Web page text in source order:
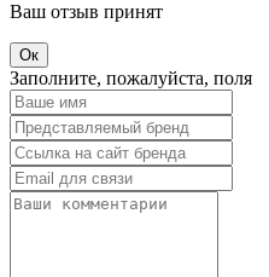
Ваш отзыв принят
Ок
Заполните, пожалуйста, поля